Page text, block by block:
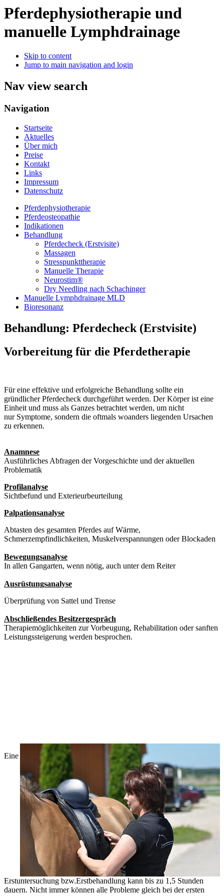
Pferdephysiotherapie und
manuelle Lymphdrainage
Skip to content
Jump to main navigation and login
Nav view search
Navigation
Startseite
Aktuelles
Über mich
Preise
Kontakt
Links
Impressum
Datenschutz
Pferdephysiotherapie
Pferdeosteopathie
Indikationen
Behandlung
Pferdecheck (Erstvisite)
Massagen
Stresspunkttherapie
Manuelle Therapie
Neurostim®
Dry Needling nach Schachinger
Manuelle Lymphdrainage MLD
Bioresonanz
Behandlung: Pferdecheck (Erstvisite)
Vorbereitung für die Pferdetherapie
Für eine effektive und erfolgreiche Behandlung sollte ein
gründlicher Pferdecheck durchgeführt werden. Der Körper ist eine
Einheit und muss als Ganzes betrachtet werden, um nicht
nur Symptome, sondern die oftmals woanders liegenden Ursachen
zu erkennen.
Anamnese
Ausführliches Abfragen der Vorgeschichte und der aktuellen
Problematik
Profilanalyse
Sichtbefund und Exterieurbeurteilung
Palpationsanalyse
Abtasten des gesamten Pferdes auf Wärme,
Schmerzempfindlichkeiten, Muskelverspannungen oder Blockaden
Bewegungsanalyse
In allen Gangarten, wenn nötig, auch unter dem Reiter
Ausrüstungsanalyse
Überprüfung von Sattel und Trense
Abschließendes Besitzergespräch
Therapiemöglichkeiten zur Vorbeugung, Rehabilitation oder sanften
Leistungssteigerung werden besprochen.
Eine
Erstuntersuchung bzw.Erstbehandlung kann bis zu 1,5 Stunden
dauern. Nicht immer können alle Probleme gleich bei der ersten